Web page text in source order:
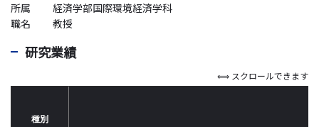
所属
経済学部国際環境経済学科
職名
教授
研究業績
⟺ スクロールできます
種別